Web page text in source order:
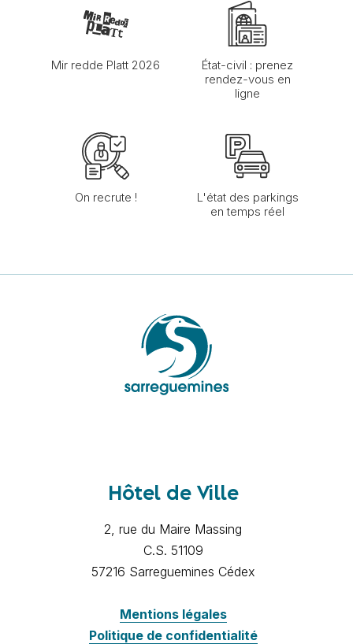
Mir redde Platt 2026
État-civil : prenez
rendez-vous en
ligne
On recrute !
L'état des parkings
en temps réel
Hôtel de Ville
2, rue du Maire Massing
C.S. 51109
57216 Sarreguemines Cédex
Mentions légales
Politique de confidentialité